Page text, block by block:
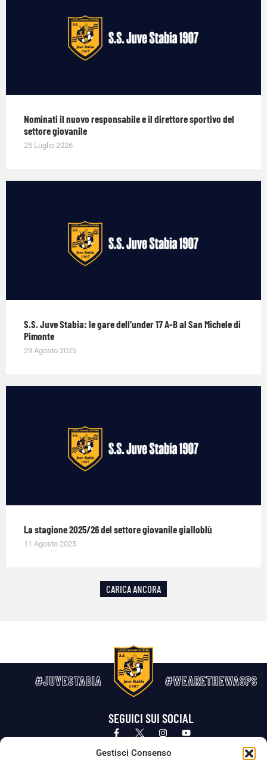
Gestisci Consenso
Nominati il nuovo responsabile e il direttore sportivo del
settore giovanile
25 Luglio 2026
S.S. Juve Stabia: le gare dell’under 17 A-B al San Michele di
Pimonte
29 Agosto 2025
La stagione 2025/26 del settore giovanile gialloblù
11 Agosto 2025
CARICA ANCORA
#JUVESTABIA #WEARETHEWASPS
SEGUICI SUI SOCIAL
Privacy Policy Cookie Policy